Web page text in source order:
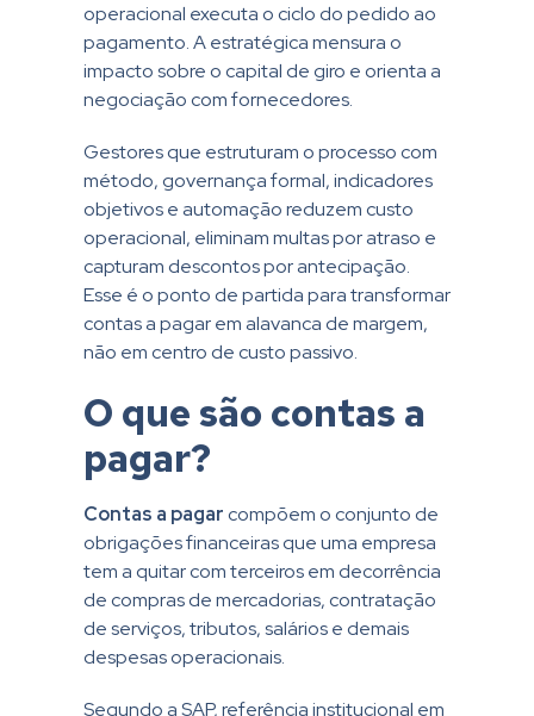
operacional executa o ciclo do pedido ao
pagamento. A estratégica mensura o
impacto sobre o capital de giro e orienta a
negociação com fornecedores.
Gestores que estruturam o processo com
método, governança formal, indicadores
objetivos e automação reduzem custo
operacional, eliminam multas por atraso e
capturam descontos por antecipação.
Esse é o ponto de partida para transformar
contas a pagar em alavanca de margem,
não em centro de custo passivo.
O que são contas a
pagar?
Contas a pagar compõem o conjunto de
obrigações financeiras que uma empresa
tem a quitar com terceiros em decorrência
de compras de mercadorias, contratação
de serviços, tributos, salários e demais
despesas operacionais.
Segundo aSAP, referência institucional em